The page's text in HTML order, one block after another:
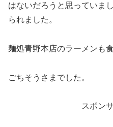
はないだろうと思っていま
られました。
麺処青野本店のラーメンも
ごちそうさまでした。
スポン